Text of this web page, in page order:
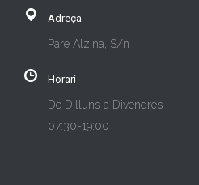
Adreça
Pare Alzina, S/n
Horari
De Dilluns a Divendres
07:30-19:00